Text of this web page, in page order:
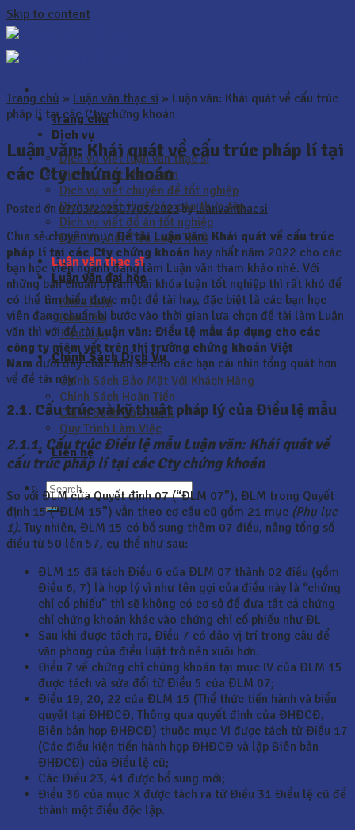
Skip to content
Trang chủ
Dịch vụ
Dịch vụ viết luận văn thạc sĩ
Dịch vụ viết khóa luận
Dịch vụ viết chuyên đề tốt nghiệp
Dịch vụ viết thuê báo cáo thực tập
Dịch vụ viết đồ án tốt nghiệp
Dịch Vụ Viết Tiểu Luận Thuê
Luận văn thạc sĩ
Luận văn đại học
Khóa luận
Báo Cáo
Tiểu luận
Chính Sách Dịch Vụ
Chính Sách Bảo Mật Với Khách Hàng
Chính Sách Hoàn Tiền
Chính Sách Bảo Hành
Quy Trình Làm Việc
Liên hệ
Trang chủ » Luận văn thạc sĩ» Luận văn: Khái quát về cấu trúc
pháp lí tại các Cty chứng khoán
Luận văn: Khái quát về cấu trúc pháp lí tại
các Cty chứng khoán
Posted on 07/03/202307/03/2023byluanvanthacsi
Chia sẻ chuyên mụcĐề tài Luận văn: Khái quát về cấu trúc
pháp lí tại các Cty chứng khoán hay nhất năm 2022 cho các
bạn học viên ngành đang làm Luận văn tham khảo nhé. Với
những bạn chuẩn bị làm bài khóa luận tốt nghiệp thì rất khó để
có thể tìm hiểu được một đề tài hay, đặc biệt là các bạn học
viên đang chuẩn bị bước vào thời gian lựa chọn đề tài làm Luận
văn thì với đề tàiLuận văn: Điều lệ mẫu áp dụng cho các
công ty niêm yết trên thị trường chứng khoán Việt
Nam dưới đây chắc hẳn sẽ cho các bạn cái nhìn tổng quát hơn
về đề tài này.
2.1. Cấu trúc và kỹ thuật pháp lý của Điều lệ mẫu
2.1.1. Cấu trúc Điều lệ mẫu Luận văn: Khái quát về
cấu trúc pháp lí tại các Cty chứng khoán
So với ĐLM của Quyết định 07 (“ĐLM 07”), ĐLM trong Quyết
định 15 (“ĐLM 15”) vẫn theo cơ cấu cũ gồm 21 mục (Phụ lục
1). Tuy nhiên, ĐLM 15 có bổ sung thêm 07 điều, nâng tổng số
điều từ 50 lên 57, cụ thể như sau:
ĐLM 15 đã tách Điều 6 của ĐLM 07 thành 02 điều (gồm
Điều 6, 7) là hợp lý vì như tên gọi của điều này là “chứng
chỉ cổ phiếu” thì sẽ không có cơ sở để đưa tất cả chứng
chỉ chứng khoán khác vào chứng chỉ cổ phiếu như ĐL
Sau khi được tách ra, Điều 7 có đảo vị trí trong câu để
văn phong của điều luật trở nên xuôi hơn.
Điều 7 về chứng chỉ chứng khoán tại mục IV của ĐLM 15
được tách và sửa đổi từ Điều 5 của ĐLM 07;
Điều 19, 20, 22 của ĐLM 15 (Thể thức tiến hành và biểu
quyết tại ĐHĐCĐ, Thông qua quyết định của ĐHĐCĐ,
Biên bản họp ĐHĐCĐ) thuộc mục VI được tách từ Điều 17
(Các điều kiện tiến hành họp ĐHĐCĐ và lập Biên bản
ĐHĐCĐ) của Điều lệ cũ;
Các Điều 23, 41 được bổ sung mới;
Điều 36 của mục X được tách ra từ Điều 31 Điều lệ cũ để
thành một điều độc lập.